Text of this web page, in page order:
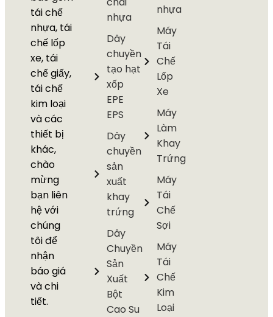
tái chế
nhựa, tái
chế lốp
xe, tái
chế giấy,
tái chế
kim loại
và các
thiết bị
khác,
chào
mừng
bạn liên
hệ với
chúng
tôi để
nhận
báo giá
và chi
tiết.
nhựa
Dây
chuyền
tạo hạt
xốp
EPE
EPS
Dây
chuyền
sản
xuất
khay
trứng
Dây
Chuyền
Sản
Xuất
Bột
Cao Su
nhựa
Máy
Tái
Chế
Lốp
Xe
Máy
Làm
Khay
Trứng
Máy
Tái
Chế
Sợi
Máy
Tái
Chế
Kim
Loại